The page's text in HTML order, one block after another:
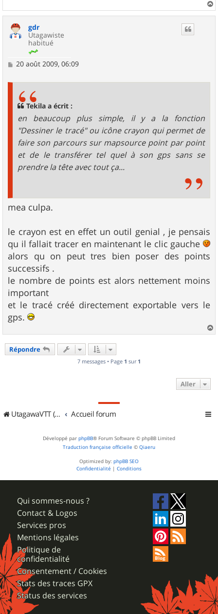
a
gdr
Utagawiste
habitué
M
20 août 2009, 06:09
Tekila a écrit :
en beaucoup plus simple, il y a la fonction
"Dessiner le tracé" ou icône crayon qui permet de
faire son parcours sur mapsource point par point
et de le transférer tel quel à son gps sans se
prendre la tête avec tout ça...
mea culpa.
le crayon est en effet un outil genial , je pensais
qu il fallait tracer en maintenant le clic gauche
alors qu on peut tres bien poser des points
successifs .
le nombre de points est alors nettement moins
important
et le tracé créé directement exportable vers le
gps.
a
Répondre
7 messages • Page 1 sur 1
Aller
UtagawaVTT (Randos VTT et VTTAE avec traces GPS) Accueil forum
Développé par phpBB® Forum Software © phpBB Limited
Traduction française officielle © Qiaeru
Optimized by: phpBB SEO
Confidentialité | Conditions
Qui sommes-nous ?
Contact & Logos
Services pros
Mentions légales
Politique de
confidentialité
Consentement / Cookies
Stats des traces GPX
Status des services